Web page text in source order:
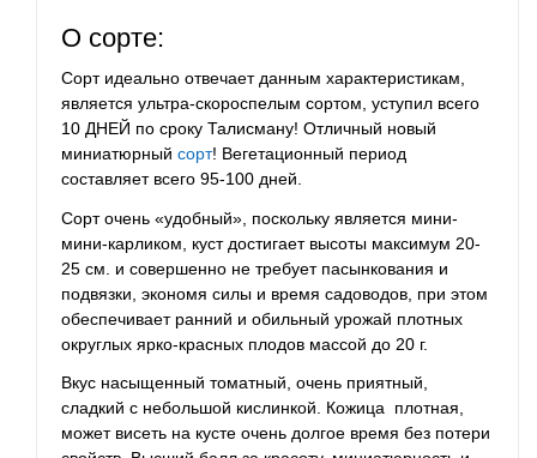
О сорте:
Сорт идеально отвечает данным характеристикам,
является ультра-скороспелым сортом, уступил всего
10 ДНЕЙ по сроку Талисману! Отличный новый
миниатюрный сорт! Вегетационный период
составляет всего 95-100 дней.
Сорт очень «удобный», поскольку является мини-
мини-карликом, куст достигает высоты максимум 20-
25 см. и совершенно не требует пасынкования и
подвязки, экономя силы и время садоводов, при этом
обеспечивает ранний и обильный урожай плотных
округлых ярко-красных плодов массой до 20 г.
Вкус насыщенный томатный, очень приятный,
сладкий с небольшой кислинкой. Кожица плотная,
может висеть на кусте очень долгое время без потери